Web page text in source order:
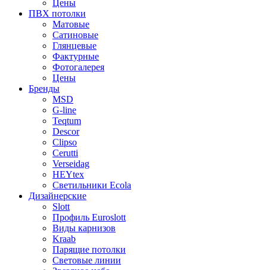
Цены
ПВХ потолки
Матовые
Сатиновые
Глянцевые
Фактурные
Фотогалерея
Цены
Бренды
MSD
G-line
Teqtum
Descor
Clipso
Cerutti
Verseidag
HEYtex
Светильники Ecola
Дизайнерские
Slott
Профиль Euroslott
Виды карнизов
Kraab
Парящие потолки
Световые линии